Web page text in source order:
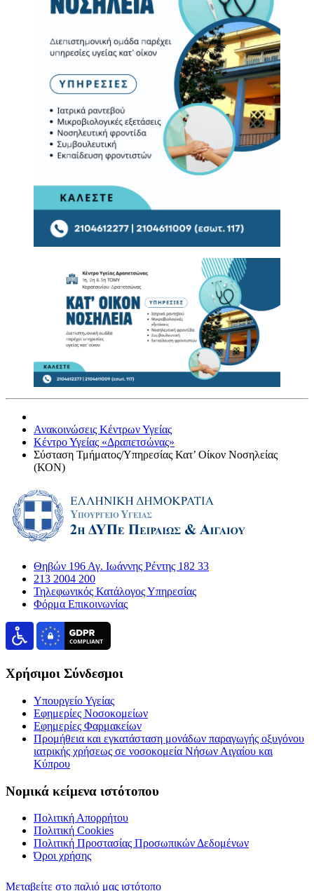
Ανακοινώσεις Κέντρων Υγείας
Κέντρο Υγείας «Δραπετσώνας»
Σύσταση Τμήματος/Υπηρεσίας Κατ’ Οίκον Νοσηλείας
(ΚΟΝ)
Θηβών 196 Αγ. Ιωάννης Ρέντης 182 33
213 2004 200
Τηλεφωνικός Κατάλογος Υπηρεσίας
Φόρμα Επικοινωνίας
Χρήσιμοι Σύνδεσμοι
Υπουργείο Υγείας
Εφημερίες Νοσοκομείων
Εφημερίες Φαρμακείων
Προμήθεια και εγκατάσταση μονάδων παραγωγής οξυγόνου
ιατρικής χρήσεως σε νοσοκομεία Νήσων Αιγαίου και
Κύπρου
Νομικά κείμενα ιστότοπου
Πολιτική Απορρήτου
Πολιτική Cookies
Πολιτική Προστασίας Προσωπικών Δεδομένων
Όροι χρήσης
Μεταβείτε στο παλιό μας ιστότοπο